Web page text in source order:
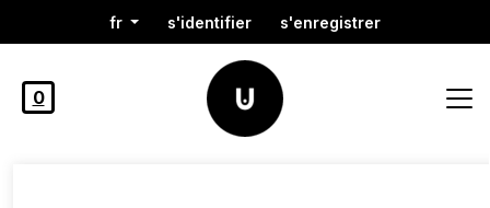
fr s'identifier s'enregistrer
0